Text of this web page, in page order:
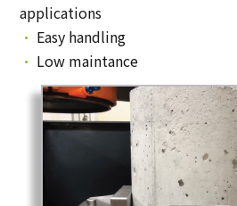
applications
• Easy handling
• Low maintance